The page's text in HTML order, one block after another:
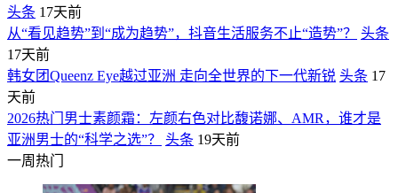
头条 17天前
从“看见趋势”到“成为趋势”，抖音生活服务不止“造势”？
头条
17天前
韩女团Queenz Eye越过亚洲 走向全世界的下一代新锐 头条 17
天前
2026热门男士素颜霜：左颜右色对比馥诺娜、AMR，谁才是
亚洲男士的“科学之选”？
头条 19天前
一周热门